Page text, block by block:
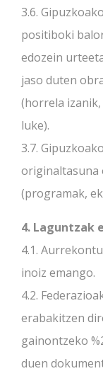
3.6.
positiboki
edozein
jaso duten
(horrela
luke).
3.7.
originaltasuna
(programak,
4. Laguntzak
4.1.
inoiz emango.
4.2.
erabakitzen
gainontzeko
duen